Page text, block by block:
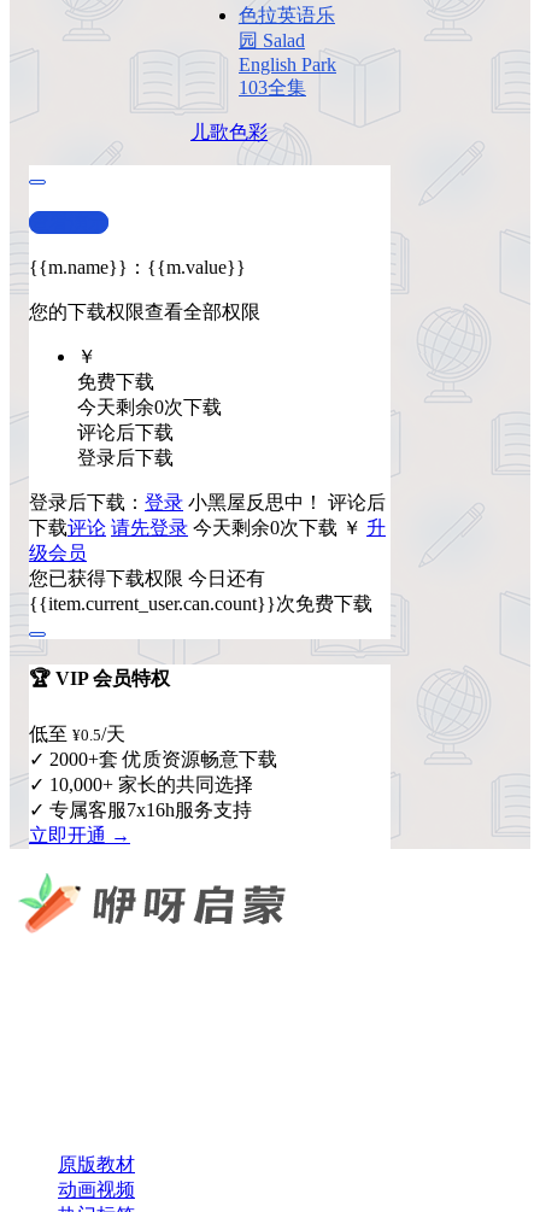
色拉英语乐
园 Salad
English Park
103全集
儿歌色彩
查看演示
{{m.name}} ： {{m.value}}
您的下载权限查看全部权限
￥
免费下载
今天剩余0次下载
评论后下载
登录后下载
登录后下载： 登录 小黑屋反思中！ 评论后
下载评论 请先登录 今天剩余0次下载 ￥ 升
级会员
您已获得下载权限 今日还有
{{item.current_user.can.count}}次免费下载
🏆 VIP 会员特权
低至 ¥0.5/天
✓ 2000+套 优质资源畅意下载
✓ 10,000+ 家长的共同选择
✓ 专属客服7x16h服务支持
立即开通 →
原版教材
动画视频